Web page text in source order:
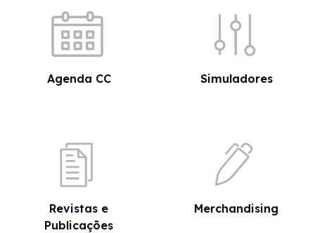
Agenda CC Simuladores
Revistas e
Publicações
Merchandising